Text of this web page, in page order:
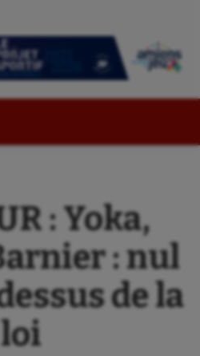
: Yoka,
: nul
de la
loi